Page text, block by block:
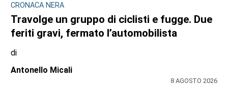
CRONACA NERA
Travolge un gruppo di ciclisti e fugge. Due
feriti gravi, fermato l’automobilista
di
Antonello Micali
8 AGOSTO 2026